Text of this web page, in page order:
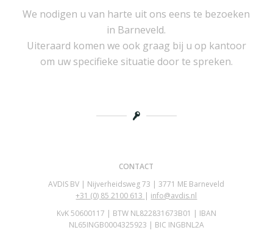
We nodigen u van harte uit ons eens te bezoeken
in Barneveld.
Uiteraard komen we ook graag bij u op kantoor
om uw specifieke situatie door te spreken.
CONTACT
AVDIS BV | Nijverheidsweg 73 | 3771 ME Barneveld
+31 (0) 85 2100 613 | info@avdis.nl
KvK 50600117 | BTW NL822831673B01 | IBAN
NL65INGB0004325923 | BIC INGBNL2A